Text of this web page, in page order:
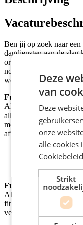
Ben jij op zoek naar
dagdiensten aan de
orderpicker in
nog niet alles: je krijgt
werktijd. Meer
Functieomschrijving:
Als orderpicker ben jij
alle bestellingen op tijd
moderne hulpmiddelen
afwisselend en
Bestellingen
Ondersteunen
Functievereisten:
Als orderpicker werk je
fit bent en aanpakken
verwachten:
Deze
van
Deze
onze
alle cookies
Strikt